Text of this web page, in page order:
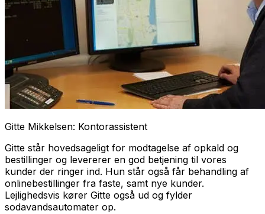
Gitte Mikkelsen: Kontorassistent
Gitte står hovedsageligt for modtagelse af opkald og
bestillinger og levererer en god betjening til vores
kunder der ringer ind. Hun står også får behandling af
onlinebestillinger fra faste, samt nye kunder.
Lejlighedsvis kører Gitte også ud og fylder
sodavandsautomater op.